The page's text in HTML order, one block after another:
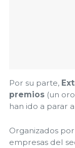
Por su parte,
premios (un
han ido a parar a
Organizados
empresas del